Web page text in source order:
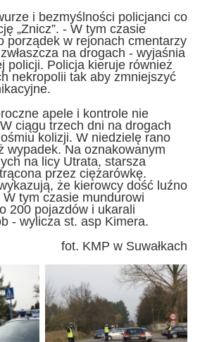
i bezmyślności policjanci co
„Znicz”. - W tym czasie
porządek w rejonach cmentarzy
na drogach - wyjaśnia
policji. Policja kieruje również
nekropolii tak aby zmniejszyć
apele i kontrole nie
ciągu trzech dni na drogach
kolizji. W niedzielę rano
wypadek. Na oznakowanym
na licy Utrata, starsza
przez ciężarówkę.
że kierowcy dość luźno
tym czasie mundurowi
200 pojazdów i ukarali
- wylicza st. asp Kimera.
fot. KMP w Suwałkach